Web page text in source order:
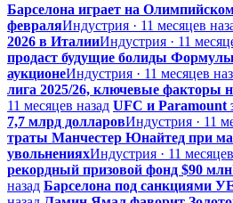
Барселона играет на
февраляИндустрия · 11 месяцев
2026 в ИталииИндустрия · 11
продаст будущие болиды
аукционеИндустрия · 11 месяцев
лига 2025/26, ключевые факторы
11 месяцев назад UFC и Paramount
7,7 млрд долларовИндустрия · 11
траты Манчестер Юнайтед при
увольненияхИндустрия · 11
рекордный призовой фонд $90 млн
назад Барселона под санкциями